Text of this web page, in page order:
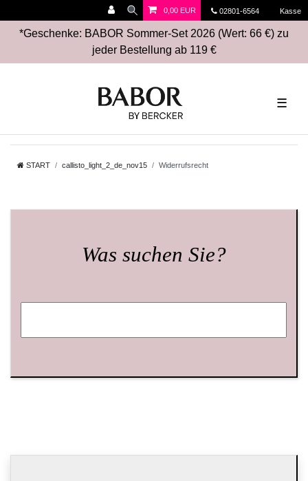
02801-6564 Kasse
0,00 EUR
*Geschenke: BABOR Sommer-Set 2026 (Wert: 66 €) zu
jeder Bestellung ab 119 €
☰
START callisto_light_2_de_nov15 Widerrufsrecht
Was suchen Sie?